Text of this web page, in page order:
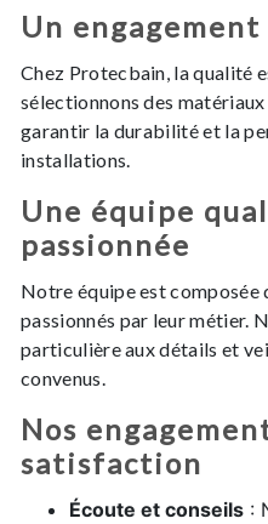
Un
Chez Protecbain, la qualité
sélectionnons des
garantir la durabilité et la
installations.
Une équipe
passionnée
Notre équipe est composée
passionnés par leur métier.
particulière aux détails et
convenus.
Nos
satisfaction
Écoute et conseils :